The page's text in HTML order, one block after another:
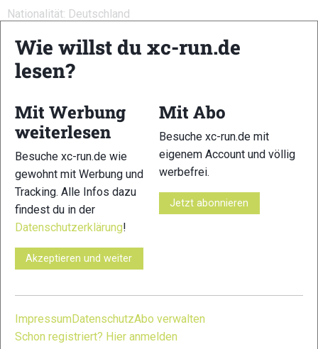
Nationalität: Deutschland
Alter: 42 Jahre
Geburtsdatum: 28.Mai 1976
Wohnort: Fürstenstein, Bayern, Deutschland
ITRA- Index: 700 P
Erfolge:
1.Platz Da Kine vom Kaitersberg 2018 / 2015 / 2014
1.Platz Pitz Alpine Glacier Trail P42 2018
Deutsche Berglaufmeisterin AK 40 2017
3.Platz Transalpine Run 2016 Mixed gemeinsam mit
Podbrdo
1.Platz Scott Rock the Top Zugspitz Berglauf 2016
Wie willst du xc-run.de
lesen?
Mit Werbung
weiterlesen
Besuche xc-run.de wie
gewohnt mit Werbung und
Tracking. Alle Infos dazu
findest du in der
Datenschutzerklärung!
Akzeptieren und weiter
Mit Abo
Besuche xc-run.de mit
eigenem Account und völlig
werbefrei.
Jetzt abonnieren
ImpressumDatenschutzAbo verwalten
Schon registriert? Hier anmelden